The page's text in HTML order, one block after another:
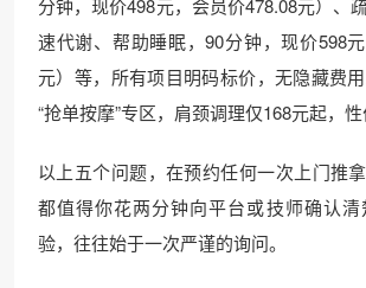
分钟，现价498元，会员价478.08元）、
速代谢、帮助睡眠，90分钟，现价598
元）等，所有项目明码标价，无隐藏费
“抢单按摩”专区，肩颈调理仅168元起，性
以上五个问题，在预约任何一次上门推拿
都值得你花两分钟向平台或技师确认
验，往往始于一次严谨的询问。